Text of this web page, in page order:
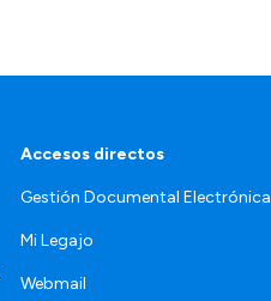
Accesos directos
Gestión Documental Electrónica
Mi Legajo
Webmail